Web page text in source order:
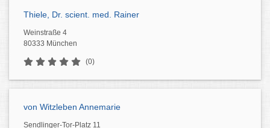
Thiele, Dr. scient. med. Rainer
Weinstraße 4
80333 München
(0)
von Witzleben Annemarie
Sendlinger-Tor-Platz 11